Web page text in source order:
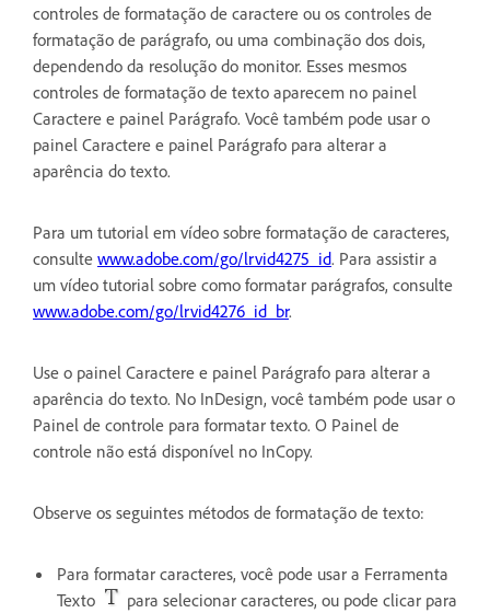
controles de formatação de caractere ou os controles de
formatação de parágrafo, ou uma combinação dos dois,
dependendo da resolução do monitor. Esses mesmos
controles de formatação de texto aparecem no painel
Caractere e painel Parágrafo. Você também pode usar o
painel Caractere e painel Parágrafo para alterar a
aparência do texto.
Para um tutorial em vídeo sobre formatação de caracteres,
consulte www.adobe.com/go/lrvid4275_id. Para assistir a
um vídeo tutorial sobre como formatar parágrafos, consulte
www.adobe.com/go/lrvid4276_id_br.
Use o painel Caractere e painel Parágrafo para alterar a
aparência do texto. No InDesign, você também pode usar o
Painel de controle para formatar texto. O Painel de
controle não está disponível no InCopy.
Observe os seguintes métodos de formatação de texto:
Para formatar caracteres, você pode usar a Ferramenta
Texto
para selecionar caracteres, ou pode clicar para